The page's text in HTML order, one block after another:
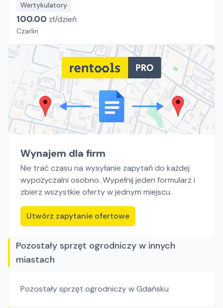
Wertykulatory
100.00 zł/dzień
Czarlin
Wynajem dla firm
Nie trać czasu na wysyłanie zapytań do każdej
wypożyczalni osobno. Wypełnij jeden formularz i
zbierz wszystkie oferty w jednym miejscu.
Utwórz zapytanie ofertowe
Pozostały sprzęt ogrodniczy w innych
miastach
Pozostały sprzęt ogrodniczyw Gdańsku